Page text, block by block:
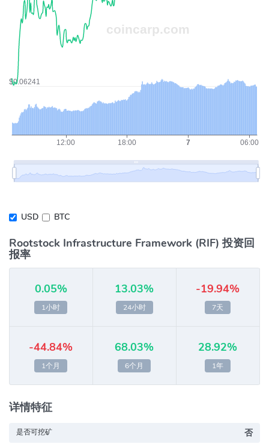
USD BTC
Rootstock Infrastructure Framework (RIF) 投资回
报率
0.05%
1小时
13.03%
24小时
-19.94%
7天
-44.84%
1个月
68.03%
6个月
28.92%
1年
详情特征
是否可挖矿 否